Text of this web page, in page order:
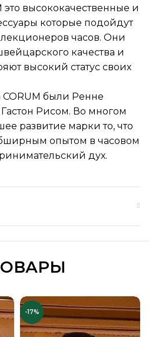
высококачественные и
которые подойдут
часов. Они
качества и
высокий статус своих
были Ренне
Рисом. Во многом
развитие марки то, что
опытом в часовом
дух.
-17%